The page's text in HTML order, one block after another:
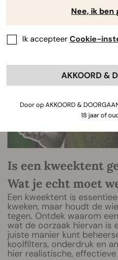
Is een kweektent
Wat je echt moet
Een kweektent is
kweken, maar houdt de
tegen. Ontdek waarom
wat de oorzaak hiervan is
juiste manier kunt
koolfilters, onderdruk en
hier realistische,
Nee, ik ben
Ik accepteerCookie-
AKKOORD &
Door op AKKOORD &
18 jaar of